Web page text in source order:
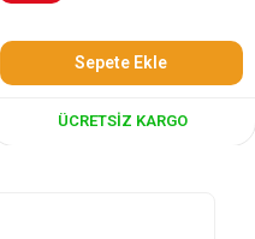
Sepete Ekle
ÜCRETSIZ KARGO